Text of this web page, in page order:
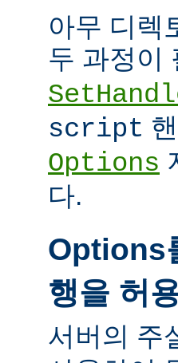
아무 디렉
두 과정이
script
Options
다.
Options
행을 허
서버의 주